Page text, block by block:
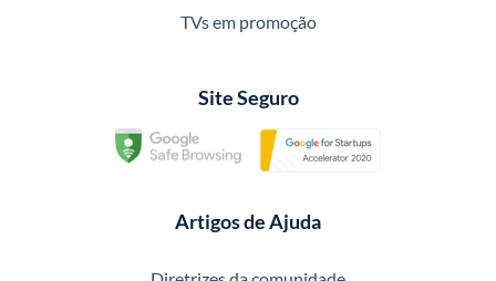
TVs em promoção
Site Seguro
Artigos de Ajuda